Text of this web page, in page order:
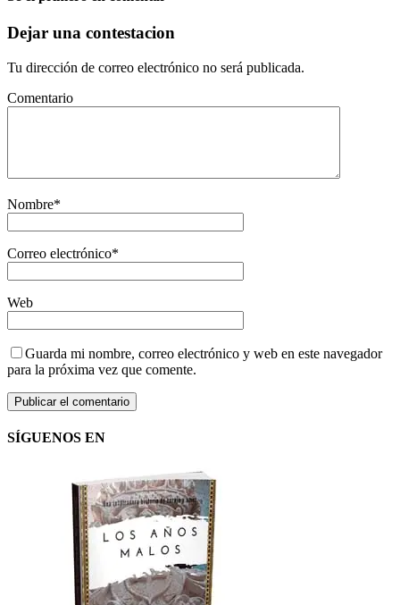
Dejar una contestacion
Tu dirección de correo electrónico no será publicada.
Comentario
Nombre*
Correo electrónico*
Web
Guarda mi nombre, correo electrónico y web en este navegador
para la próxima vez que comente.
SÍGUENOS EN